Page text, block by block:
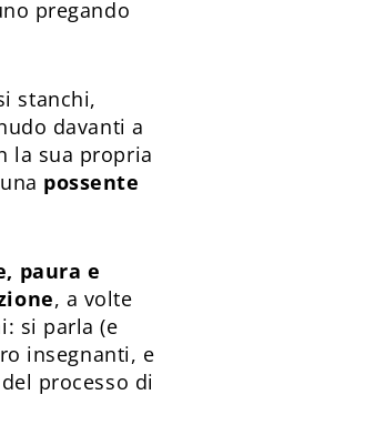
pregando
stanchi,
davanti a
la sua propria
possente
paura e
, a volte
si parla (e
insegnanti, e
processo di